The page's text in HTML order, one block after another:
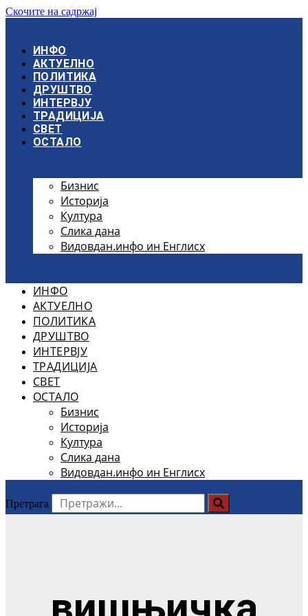
Скочите на садржај
ИНФО
АКТУЕЛНО
ПОЛИТИКА
ДРУШТВО
ИНТЕРВЈУ
ТРАДИЦИЈА
СВЕТ
ОСТАЛО
Бизнис
Историја
Култура
Слика дана
Видовдан.инфо ин Енглисх
ИНФО
АКТУЕЛНО
ПОЛИТИКА
ДРУШТВО
ИНТЕРВЈУ
ТРАДИЦИЈА
СВЕТ
ОСТАЛО
Бизнис
Историја
Култура
Слика дана
Видовдан.инфо ин Енглисх
Претрага